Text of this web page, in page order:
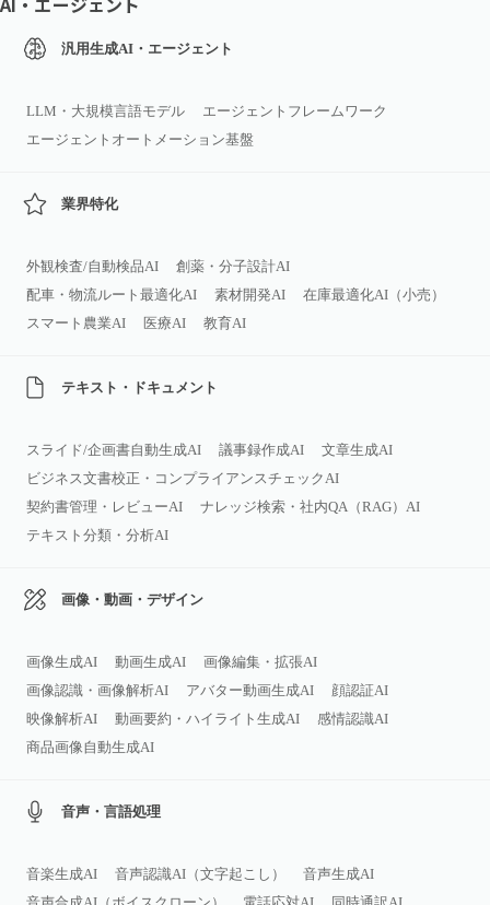
汎用生成AI・エージェント
LLM・大規模言語モデル
エージェントフレームワーク
エージェントオートメーション基盤
業界特化
外観検査/自動検品AI
創薬・分子設計AI
配車・物流ルート最適化AI
素材開発AI
在庫最適化AI（小売）
スマート農業AI
医療AI 教育AI
テキスト・ドキュメント
スライド/企画書自動生成AI 議事録作成AI
文章生成AI
ビジネス文書校正・コンプライアンスチェックAI
契約書管理・レビューAI
ナレッジ検索・社内QA（RAG）AI
テキスト分類・分析AI
画像・動画・デザイン
画像生成AI 動画生成AI
画像編集・拡張AI
画像認識・画像解析AI
アバター動画生成AI
顔認証AI
映像解析AI
動画要約・ハイライト生成AI
感情認識AI
商品画像自動生成AI
音声・言語処理
音楽生成AI 音声認識AI（文字起こし）
音声生成AI